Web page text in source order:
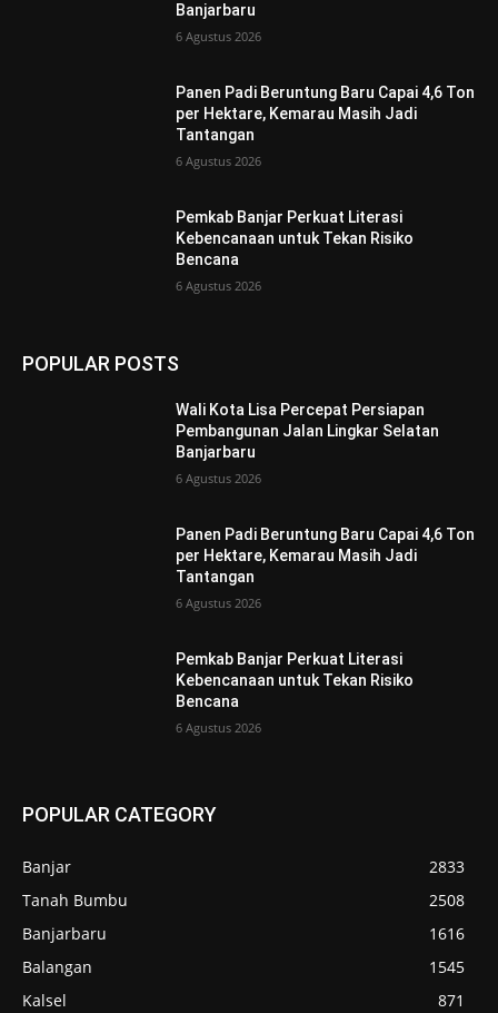
Banjarbaru
6 Agustus 2026
Panen Padi Beruntung Baru Capai 4,6 Ton
per Hektare, Kemarau Masih Jadi
Tantangan
6 Agustus 2026
Pemkab Banjar Perkuat Literasi
Kebencanaan untuk Tekan Risiko
Bencana
6 Agustus 2026
POPULAR POSTS
Wali Kota Lisa Percepat Persiapan
Pembangunan Jalan Lingkar Selatan
Banjarbaru
6 Agustus 2026
Panen Padi Beruntung Baru Capai 4,6 Ton
per Hektare, Kemarau Masih Jadi
Tantangan
6 Agustus 2026
Pemkab Banjar Perkuat Literasi
Kebencanaan untuk Tekan Risiko
Bencana
6 Agustus 2026
POPULAR CATEGORY
Banjar
2833
Tanah Bumbu
2508
Banjarbaru
1616
Balangan
1545
Kalsel
871